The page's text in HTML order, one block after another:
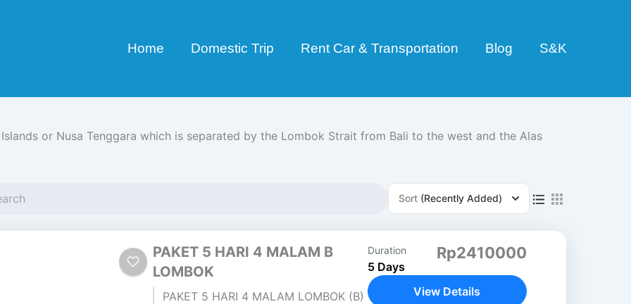
Home Domestic Trip Rent Car & Transportation Blog S&K
or Nusa Tenggara which is separated by the Lombok Strait from Bali to the west and the Alas
Sort (Recently Added)
PAKET 5 HARI 4 MALAM B
LOMBOK
PAKET 5 HARI 4 MALAM LOMBOK (B)
Duration
5 Days
Rp2410000
View Details